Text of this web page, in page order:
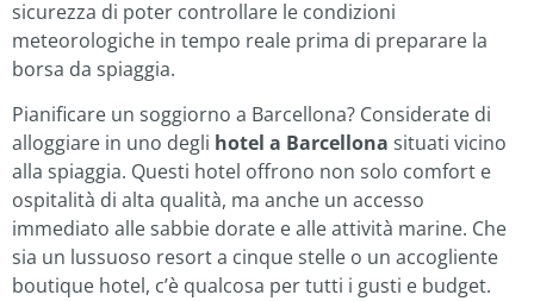
sicurezza di poter controllare le condizioni
meteorologiche in tempo reale prima di preparare la
borsa da spiaggia.
Pianificare un soggiorno a Barcellona? Considerate di
alloggiare in uno degli hotel a Barcellona situati vicino
alla spiaggia. Questi hotel offrono non solo comfort e
ospitalità di alta qualità, ma anche un accesso
immediato alle sabbie dorate e alle attività marine. Che
sia un lussuoso resort a cinque stelle o un accogliente
boutique hotel, c’è qualcosa per tutti i gusti e budget.